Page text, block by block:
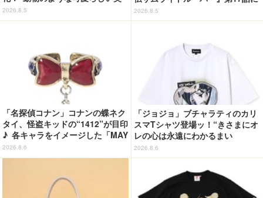
顔が眩しい♪
2026.8.5
感情の追いつかない視聴者が続
出…【ネタバレあり反応まとめ】
2026.8.5
「名探偵コナン」コナンの蝶ネク
タイ、怪盗キッドの“1412”が目印
♪ 各キャラをイメージした「MAY
LA」リングセットがセール中
2026.8.6
「ジョジョ」ブチャラティのカリ
スマTシャツ登場ッ！“きさまにオ
レの心は永遠にわかるまい
ッ！”や感動のクライマックスを
デザイン
2026.8.6